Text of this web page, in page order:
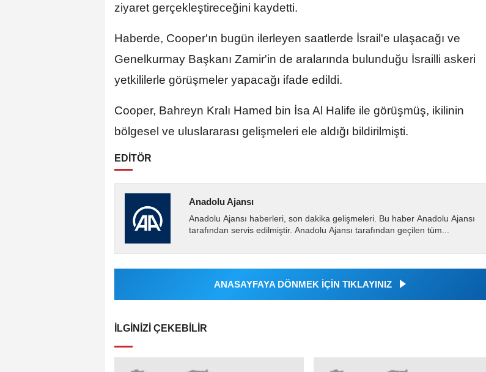
ziyaret gerçekleştireceğini kaydetti.
Haberde, Cooper'ın bugün ilerleyen saatlerde İsrail'e ulaşacağı ve
Genelkurmay Başkanı Zamir'in de aralarında bulunduğu İsrailli askeri
yetkililerle görüşmeler yapacağı ifade edildi.
Cooper, Bahreyn Kralı Hamed bin İsa Al Halife ile görüşmüş, ikilinin
bölgesel ve uluslararası gelişmeleri ele aldığı bildirilmişti.
EDİTÖR
Anadolu Ajansı
Anadolu Ajansı haberleri, son dakika gelişmeleri. Bu haber Anadolu Ajansı
tarafından servis edilmiştir. Anadolu Ajansı tarafından geçilen tüm...
ANASAYFAYA DÖNMEK İÇİN TIKLAYINIZ
İLGINIZI ÇEKEBILIR